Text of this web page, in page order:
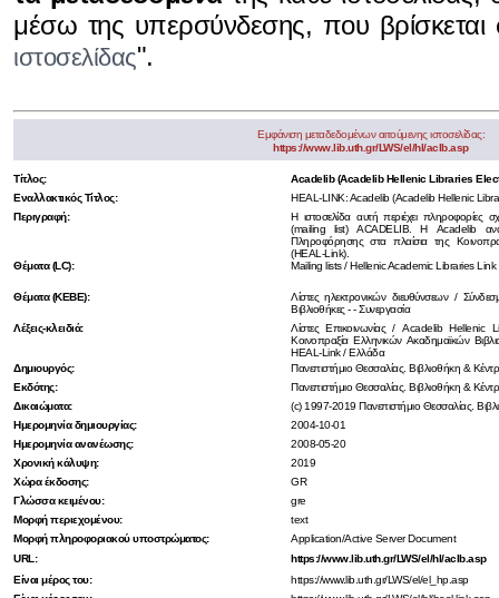
μέσω της υπερσύνδεσης, που βρίσκεται
ιστοσελίδας".
Εμφάνιση μεταδεδομένων αιτούμενης ιστοσελίδας:
https://www.lib.uth.gr/LWS/el/hl/aclb.asp
Τίτλος:
Acadelib (Acadelib Hellenic Libraries
Εναλλακτικός Τίτλος:
HEAL-LINK: Acadelib (Acadelib Hellenic
Περιγραφή:
Η ιστοσελίδα αυτή περιέχει πληροφορίες
(mailing list) ACADELIB. Η Acadelib
Πληροφόρησης στα πλαίσια της
(HEAL-Link).
Θέματα (LC):
Mailing lists / Hellenic Academic Libraries
Θέματα (ΚΕΒΕ):
Λίστες ηλεκτρονικών διευθύνσεων /
Βιβλιοθήκες - - Συνεργασία
Λέξεις-κλειδιά:
Λίστες Επικοινωνίας / Acadelib
Κοινοπραξία Ελληνικών Ακαδημαϊκών
HEAL-Link / Ελλάδα
Δημιουργός:
Πανεπιστήμιο Θεσσαλίας. Βιβλιοθήκη &
Εκδότης:
Πανεπιστήμιο Θεσσαλίας. Βιβλιοθήκη &
Δικαιώματα:
(c) 1997-2019 Πανεπιστήμιο Θεσσαλίας.
Ημερομηνία δημιουργίας:
2004-10-01
Ημερομηνία ανανέωσης:
2008-05-20
Χρονική κάλυψη:
2019
Χώρα έκδοσης:
GR
Γλώσσα κειμένου:
gre
Μορφή περιεχομένου:
text
Μορφή πληροφοριακού υποστρώματος:
Application/Active Server Document
URL:
https://www.lib.uth.gr/LWS/el/hl/aclb.asp
Είναι μέρος του:
https://www.lib.uth.gr/LWS/el/el_hp.asp